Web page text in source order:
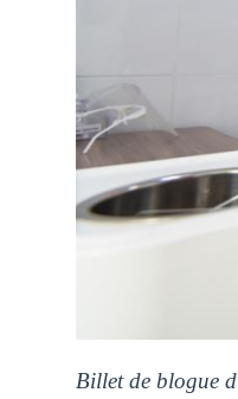
Billet de blogue